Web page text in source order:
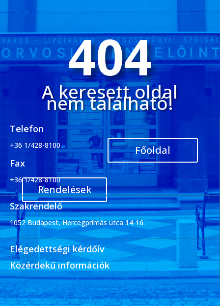
404
A keresett oldal
nem található!
Főoldal
Rendelések
Telefon
+36 1/428-8100
Fax
+36 1/428-8100
Szakrendelő
1052 Budapest, Hercegprímás utca 14-16.
Elégedettségi kérdőív
Közérdekű információk